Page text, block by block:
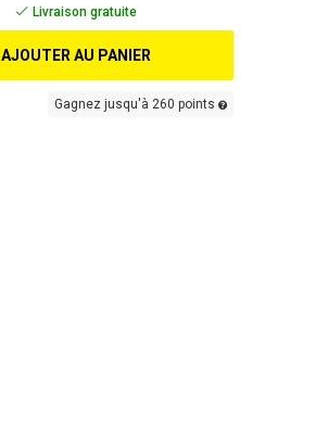
Livraison gratuite
AJOUTER AU PANIER
Gagnez jusqu'à 260 points